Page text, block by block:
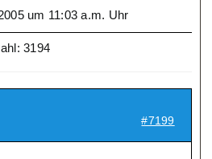
um 11:03 a.m. Uhr
3194
#7199